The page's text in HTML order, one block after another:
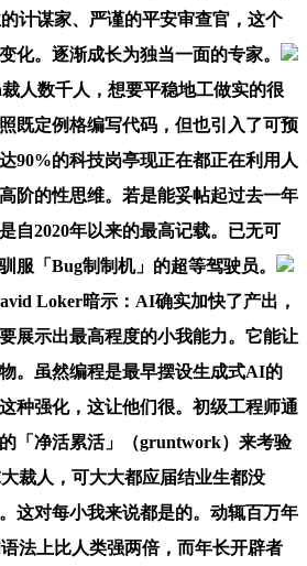
计谋家、严谨的平安审查官，这个
化。逐渐成长为独当一面的专家。
人数千人，想要平稳地工做实的很
既定例格编写代码，但也引入了可预
90%的科技岗亭现正在都正在利用人
阶的性思维。若是能妥帖起过去一年
自2020年以来的最高记载。已无可
服「Bug制制机」的超等驾驶员。
Loker暗示：AI确实加快了产出，
展示出最高程度的小我能力。它能让
。虽然编程是最早摆设生成式AI的
种强化，这让他们很。初级工程师通
「净活累活」（gruntwork）来考验
裁人，可大大都应届结业生都没
这对每小我来说都是的。动辄百万年
法上比人类强两倍，而年长开辟者